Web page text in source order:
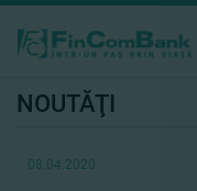
NOUTĂŢI
08.04.2020